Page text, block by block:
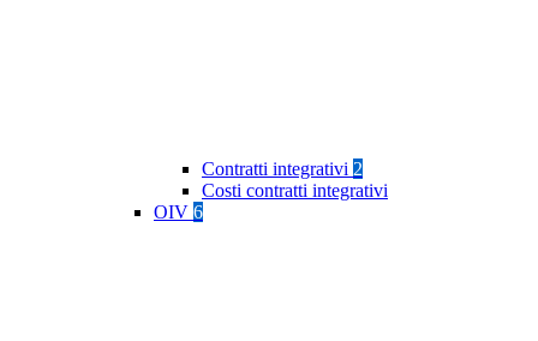
Contratti integrativi 2
Costi contratti integrativi
OIV 6